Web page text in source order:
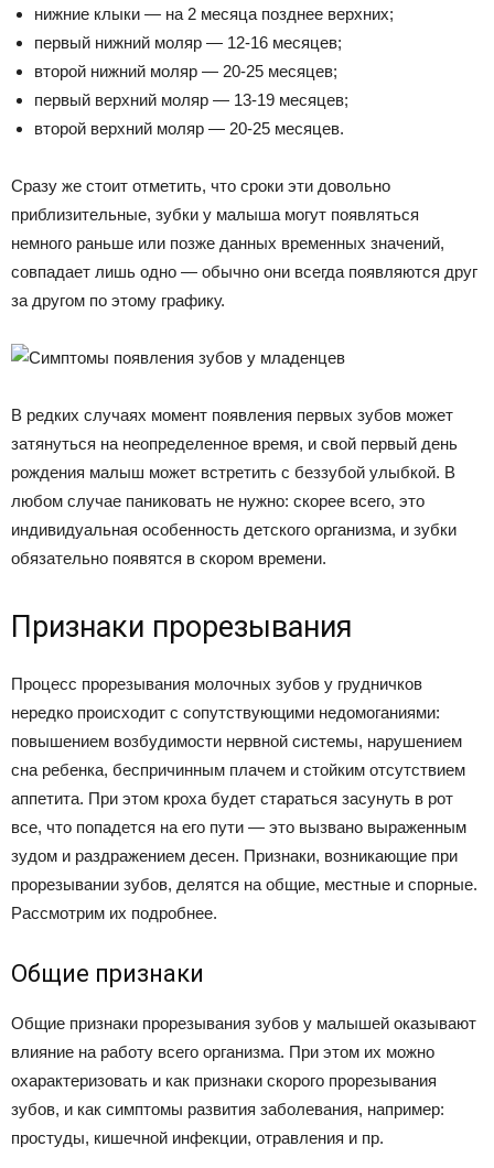
нижние клыки — на 2 месяца позднее верхних;
первый нижний моляр — 12-16 месяцев;
второй нижний моляр — 20-25 месяцев;
первый верхний моляр — 13-19 месяцев;
второй верхний моляр — 20-25 месяцев.
Сразу же стоит отметить, что сроки эти довольно
приблизительные, зубки у малыша могут появляться
немного раньше или позже данных временных значений,
совпадает лишь одно — обычно они всегда появляются друг
за другом по этому графику.
В редких случаях момент появления первых зубов может
затянуться на неопределенное время, и свой первый день
рождения малыш может встретить с беззубой улыбкой. В
любом случае паниковать не нужно: скорее всего, это
индивидуальная особенность детского организма, и зубки
обязательно появятся в скором времени.
Признаки прорезывания
Процесс прорезывания молочных зубов у грудничков
нередко происходит с сопутствующими недомоганиями:
повышением возбудимости нервной системы, нарушением
сна ребенка, беспричинным плачем и стойким отсутствием
аппетита. При этом кроха будет стараться засунуть в рот
все, что попадется на его пути — это вызвано выраженным
зудом и раздражением десен. Признаки, возникающие при
прорезывании зубов, делятся на общие, местные и спорные.
Рассмотрим их подробнее.
Общие признаки
Общие признаки прорезывания зубов у малышей оказывают
влияние на работу всего организма. При этом их можно
охарактеризовать и как признаки скорого прорезывания
зубов, и как симптомы развития заболевания, например:
простуды, кишечной инфекции, отравления и пр.